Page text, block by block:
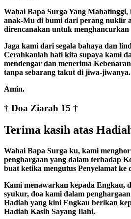
Wahai Bapa Surga Yang Mahatinggi,
anak-Mu di bumi dari perang nuklir
direncanakan untuk
Jaga kami dari segala bahaya dan
Cerahkanlah hati kita supaya kami
mendengar dan menerima
tanpa sebarang takut di jiwa-jiwanya.
Amin.
† Doa Ziarah 15 †
Terima kasih atas
Wahai Bapa Surga ku, kami
penghargaan yang dalam terhadap
buat ketika mengutus Penyelamat ke
Kami menawarkan kepada Engkau,
syukur, doa kami dalam
Hadiah yang kini Engkau berikan
Hadiah Kasih Sayang Ilahi.